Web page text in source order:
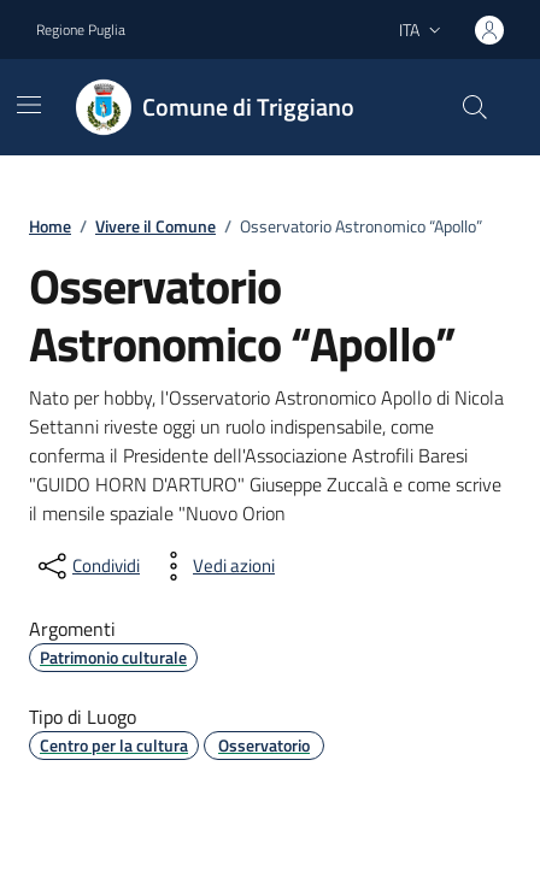
Regione Puglia Lingua attiva:
ITA
Comune di Triggiano
Home / Vivere il Comune / Osservatorio Astronomico “Apollo”
Osservatorio
Astronomico “Apollo”
Nato per hobby, l'Osservatorio Astronomico Apollo di Nicola
Settanni riveste oggi un ruolo indispensabile, come
conferma il Presidente dell'Associazione Astrofili Baresi
"GUIDO HORN D'ARTURO" Giuseppe Zuccalà e come scrive
il mensile spaziale "Nuovo Orion
Condividi Vedi azioni
Argomenti
Patrimonio culturale
Tipo di Luogo
Centro per la cultura Osservatorio